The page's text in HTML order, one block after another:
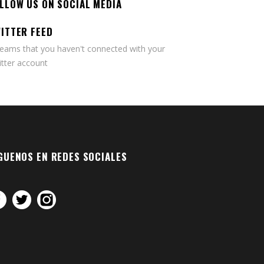
US ON SOCIAL MEDIA
FEED
that you haven't connected with your
account
EN REDES SOCIALES